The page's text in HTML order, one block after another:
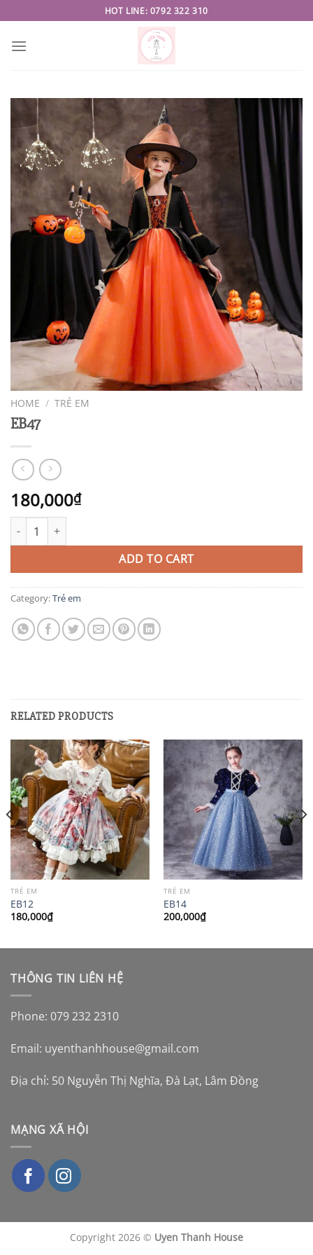
to
content
HOT LINE: 0792 322 310
HOME / TRẺ EM
EB47
180,000₫
EB47 quantity
ADD TO CART
Category:Trẻ em
RELATED PRODUCTS
TRẺ EM
EB12
180,000₫
TRẺ EM
EB14
200,000₫
THÔNG TIN LIÊN HỆ
Phone: 079 232 2310
Email: uyenthanhhouse@gmail.com
Địa chỉ: 50 Nguyễn Thị Nghĩa, Đà Lạt, Lâm Đồng
MẠNG XÃ HỘI
Copyright 2026 © Uyen Thanh House